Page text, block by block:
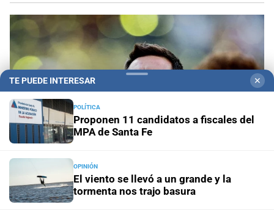
Despedida en Rosario
Lionel Messi llega a
TE PUEDE INTERESAR ✕
POLÍTICA
Proponen 11 candidatos a fiscales del
MPA de Santa Fe
OPINIÓN
El viento se llevó a un grande y la
tormenta nos trajo basura